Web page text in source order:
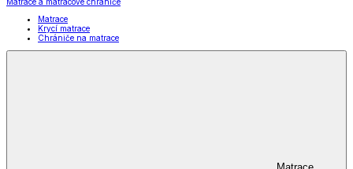
Matrace
Krycí matrace
Chrániče na matrace